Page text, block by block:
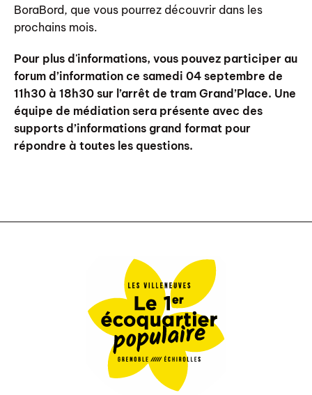
BoraBord, que vous pourrez découvrir dans les
prochains mois.
Pour plus d'informations, vous pouvez participer au
forum d’information ce samedi 04 septembre de
11h30 à 18h30 sur l’arrêt de tram Grand’Place. Une
équipe de médiation sera présente avec des
supports d’informations grand format pour
répondre à toutes les questions.